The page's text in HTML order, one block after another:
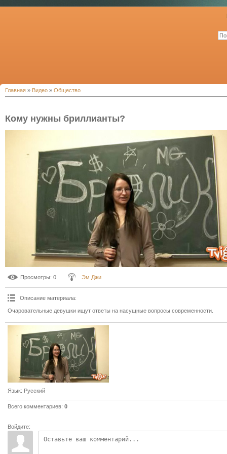
Главная » Видео » Общество
Кому нужны бриллианты?
Просмотры: 0 Эм Джи
Описание материала:
Очаровательные девушки ищут ответы на насущные вопросы современности.
Язык: Русский
Всего комментариев: 0
Войдите: